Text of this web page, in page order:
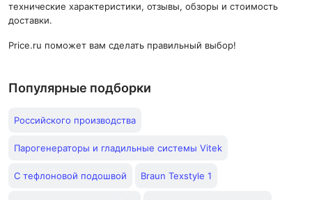
технические характеристики, отзывы, обзоры и стоимость
доставки.
Price.ru поможет вам сделать правильный выбор!
Популярные подборки
Российского производства
Парогенераторы и гладильные системы Vitek
С тефлоновой подошвой Braun Texstyle 1